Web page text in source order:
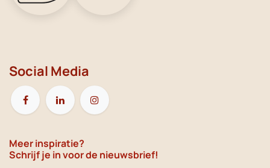
Social Media
Meer inspiratie?
Schrijf je in voor de nieuwsbrief!